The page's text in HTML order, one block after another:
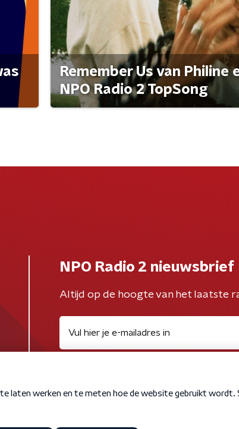
Remember Us van Philine
NPO Radio 2 TopSong
NPO Radio 2 nieuwsbrief
Altijd op de hoogte van het laatste